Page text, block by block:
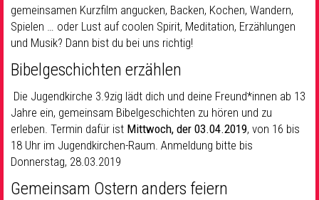
gemeinsamen Kurzfilm angucken, Backen, Kochen, Wandern,
Spielen … oder Lust auf coolen Spirit, Meditation, Erzählungen
und Musik? Dann bist du bei uns richtig!
Bibelgeschichten erzählen
Die Jugendkirche 3.9zig lädt dich und deine Freund*innen ab 13
Jahre ein, gemeinsam Bibelgeschichten zu hören und zu
erleben. Termin dafür ist Mittwoch, der 03.04.2019, von 16 bis
18 Uhr im Jugendkirchen-Raum. Anmeldung bitte bis
Donnerstag, 28.03.2019
Gemeinsam Ostern anders feiern